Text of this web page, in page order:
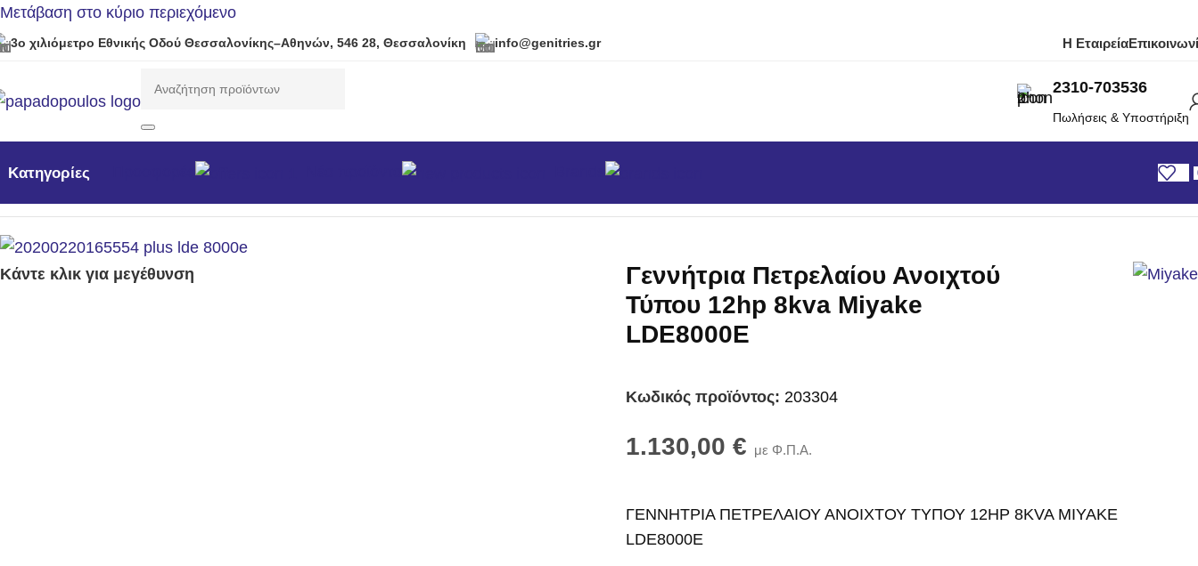
Μετάβαση στο κύριο περιεχόμενο
3ο χιλιόμετρο Εθνικής Οδού Θεσσαλονίκης–Αθηνών, 546 28, Θεσσαλονίκη info@genitries.gr Η Εταιρεία
2310-703536
Πωλήσεις & Υποστήριξη
Κατηγορίες
Κάντε κλικ για μεγέθυνση
Γεννήτρια Πετρελαίου Ανοιχτού
Τύπου 12hp 8kva Miyake
LDE8000E
Κωδικός προϊόντος: 203304
1.130,00 € με Φ.Π.Α.
ΓΕΝΝΗΤΡΙΑ ΠΕΤΡΕΛΑΙΟΥ ΑΝΟΙΧΤΟΥ ΤΥΠΟΥ 12HP 8KVA MIYAKE
LDE8000E